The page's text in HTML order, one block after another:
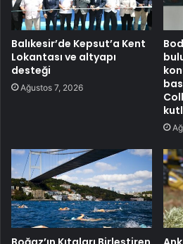
Balıkesir’de Kepsut’a Kent
Lokantası ve altyapı
desteği
Ağustos 7, 2026